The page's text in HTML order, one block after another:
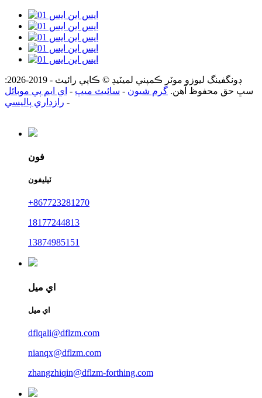
ڊونگفينگ ليوزو موٽر ڪمپني لميٽيڊ © ڪاپي رائيٽ - 2019-2026:
سڀ حق محفوظ آهن. گرم شيون - سائيٽ ميپ - اي ايم پي موبائل
- رازداري پاليسي
فون
ٽيليفون
+867723281270
18177244813
13874985151
اي ميل
اي ميل
dflqali@dflzm.com
nianqx@dflzm.com
zhangzhiqin@dflzm-forthing.com